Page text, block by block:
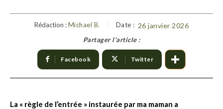
Rédaction : Michael B. Date : 26 janvier 2026
Partager l'article :
Facebook Twitter
La « règle de l’entrée » instaurée par ma maman a